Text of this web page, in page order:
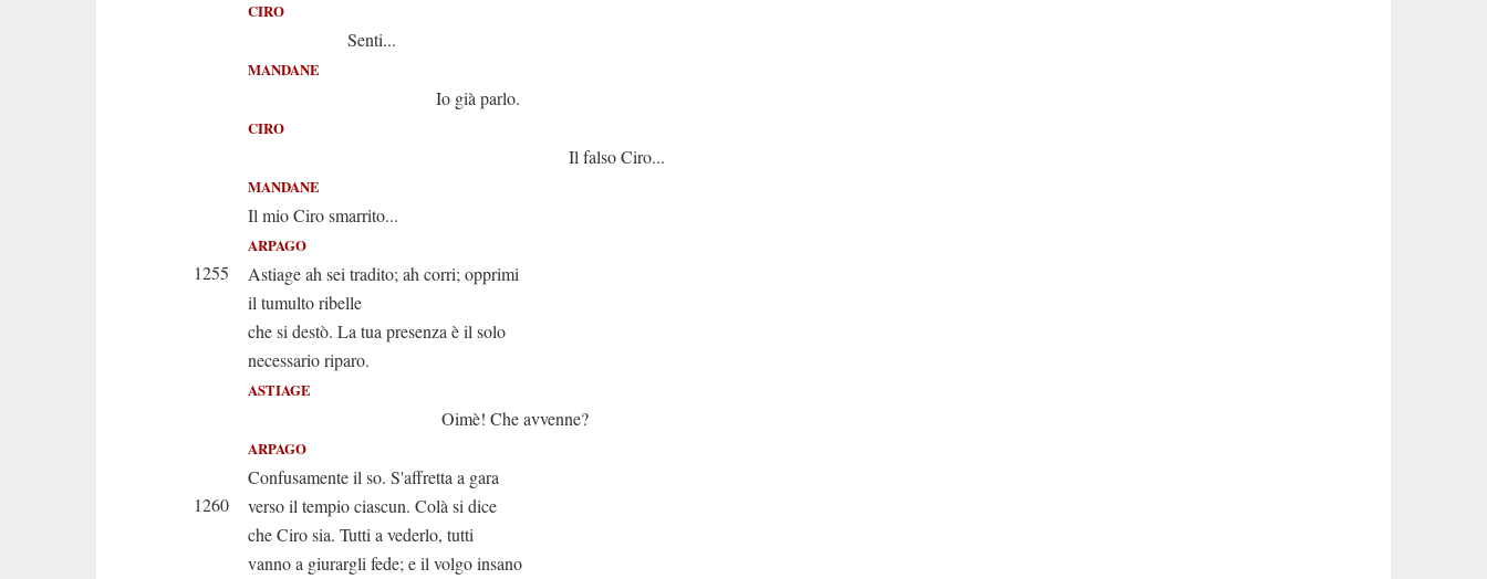
CIRO
Senti...
MANDANE
Io già parlo.
CIRO
Il falso Ciro...
MANDANE
Il mio Ciro smarrito...
ARPAGO
1255
Astiage ah sei tradito; ah corri; opprimi
il tumulto ribelle
che si destò. La tua presenza è il solo
necessario riparo.
ASTIAGE
Oimè! Che avvenne?
ARPAGO
Confusamente il so. S'affretta a gara
1260
verso il tempio ciascun. Colà si dice
che Ciro sia. Tutti a vederlo, tutti
vanno a giurargli fede; e il volgo insano